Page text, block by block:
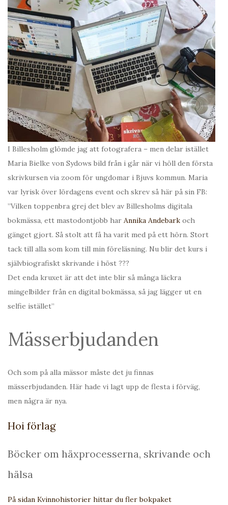
I Billesholm glömde jag att fotografera – men delar istället
Maria Bielke von Sydows bild från i går när vi höll den första
skrivkursen via zoom för ungdomar i Bjuvs kommun. Maria
var lyrisk över lördagens event och skrev så här på sin FB:
”Vilken toppenbra grej det blev av Billesholms digitala
bokmässa, ett mastodontjobb har Annika Andebark och
gänget gjort. Så stolt att få ha varit med på ett hörn. Stort
tack till alla som kom till min föreläsning. Nu blir det kurs i
självbiografiskt skrivande i höst ???
Det enda kruxet är att det inte blir så många läckra
mingelbilder från en digital bokmässa, så jag lägger ut en
selfie istället”
Mässerbjudanden
Och som på alla mässor måste det ju finnas
mässerbjudanden. Här hade vi lagt upp de flesta i förväg,
men några är nya.
Hoi förlag
Böcker om häxprocesserna, skrivande och
hälsa
På sidan Kvinnohistorier hittar du fler bokpaket